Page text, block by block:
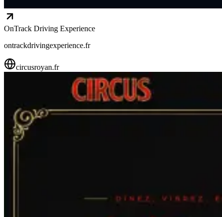
OnTrack Driving Experience
ontrackdrivingexperience.fr
circusroyan.fr